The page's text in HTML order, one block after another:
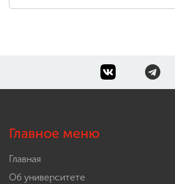
Главное меню
Главная
Об университете